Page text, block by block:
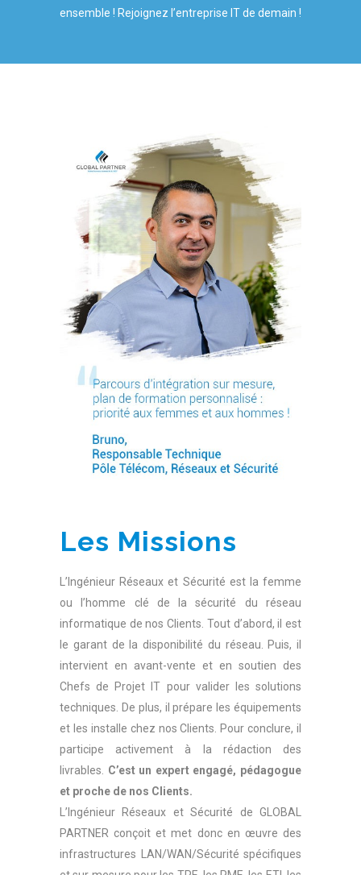
ensemble ! Rejoignez l’entreprise IT de demain !
Les Missions
L’Ingénieur Réseaux et Sécurité est la femme
ou l’homme clé de la sécurité du réseau
informatique de nos Clients. Tout d’abord, il est
le garant de la disponibilité du réseau. Puis, il
intervient en avant-vente et en soutien des
Chefs de Projet IT pour valider les solutions
techniques. De plus, il prépare les équipements
et les installe chez nos Clients. Pour conclure, il
participe activement à la rédaction des
livrables. C’est un expert engagé, pédagogue
et proche de nos Clients.
L’Ingénieur Réseaux et Sécurité de GLOBAL
PARTNER conçoit et met donc en œuvre des
infrastructures LAN/WAN/Sécurité spécifiques